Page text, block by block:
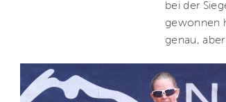
bei der
gewonnen
genau,